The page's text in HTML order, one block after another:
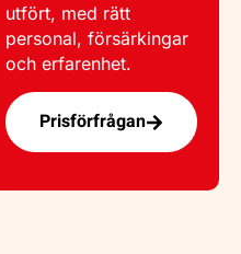
utfört, med rätt
personal, försärkingar
och erfarenhet.
Prisförfrågan